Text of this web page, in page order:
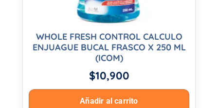
WHOLE FRESH CONTROL CALCULO
ENJUAGUE BUCAL FRASCO X 250 ML
(ICOM)
$10,900
Añadir al carrito